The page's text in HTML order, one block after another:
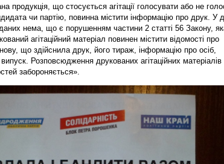
продукція, що стосується агітації голосувати або не
чи партію, повинна містити інформацію про друк. У
нема, що є порушенням частини 2 статті 56 Закону,
агітаційний матеріал повинен містити відомості про
що здійснила друк, його тираж, інформацію про осіб,
Розповсюдження друкованих агітаційних матеріалів
забороняється».